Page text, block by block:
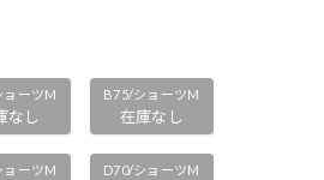
ョーツM
なし
B75/ショーツM
在庫なし
ョーツM D70/ショーツM